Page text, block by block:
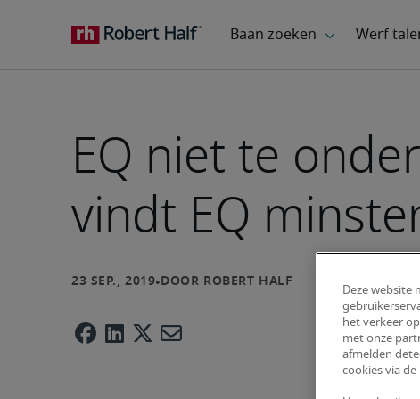
EQ niet te
vindt EQ
Deze website
het verkeer
met onze
afmelden
cookies via de